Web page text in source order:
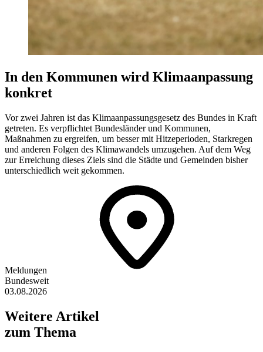
In den Kommunen wird Klimaanpassung
konkret
Vor zwei Jahren ist das Klimaanpassungsgesetz des Bundes in Kraft
getreten. Es verpflichtet Bundesländer und Kommunen,
Maßnahmen zu ergreifen, um besser mit Hitzeperioden, Starkregen
und anderen Folgen des Klimawandels umzugehen. Auf dem Weg
zur Erreichung dieses Ziels sind die Städte und Gemeinden bisher
unterschiedlich weit gekommen.
Meldungen
Bundesweit
03.08.2026
Weitere Artikel
zum Thema